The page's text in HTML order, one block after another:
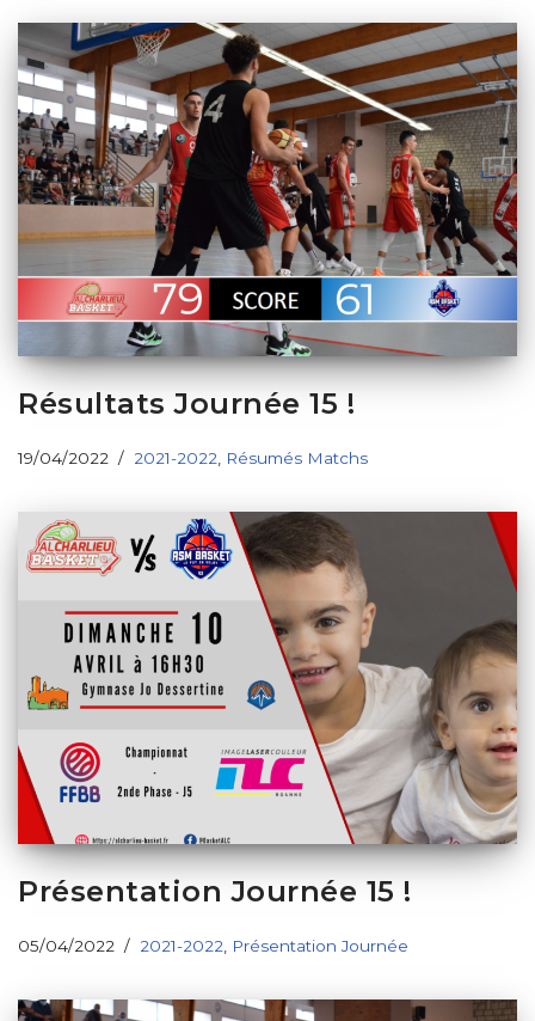
Résultats Journée 15 !
19/04/2022 2021-2022 Résumés Matchs
Présentation Journée 15 !
05/04/2022 2021-2022, Présentation Journée